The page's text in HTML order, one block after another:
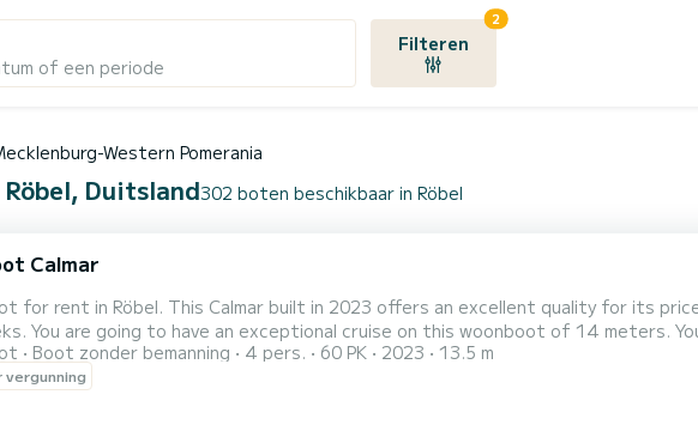
of een periode
Filteren
2
Western Pomerania
Duitsland302 boten beschikbaar in Röbel
Calmar
for rent in Röbel. This Calmar built in 2023 offers an excellent quality for its
to accommodate up to 6
cruising and take advantage of its 2 cabins with total comfort. Dit Calmar is uitgerust met1 toilet met douche.
you to request a quote directly via the platform, w...
Boot zonder bemanning 4 pers. 60 PK 2023 13.5 m
vergunning